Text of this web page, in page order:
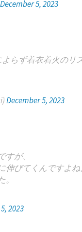
December 5, 2023
らず着衣着火のリ
December 5, 2023
が、
びてくんですよね
2023